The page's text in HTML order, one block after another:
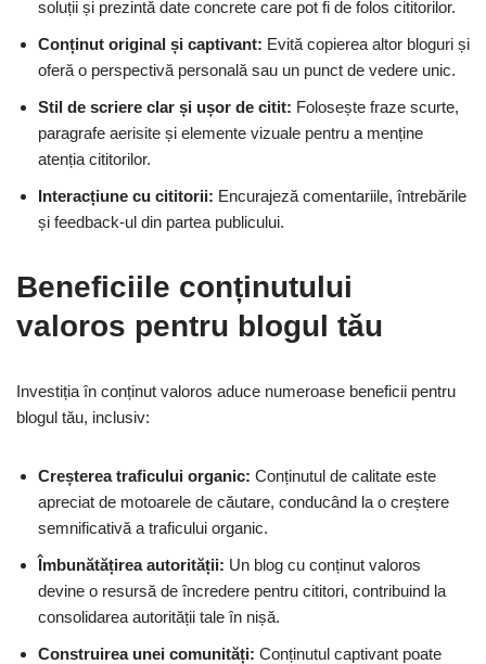
soluții și prezintă date concrete care pot fi de folos cititorilor.
Conținut original și captivant: Evită copierea altor bloguri și
oferă o perspectivă personală sau un punct de vedere unic.
Stil de scriere clar și ușor de citit: Folosește fraze scurte,
paragrafe aerisite și elemente vizuale pentru a menține
atenția cititorilor.
Interacțiune cu cititorii: Encurajeză comentariile, întrebările
și feedback-ul din partea publicului.
Beneficiile conținutului
valoros pentru blogul tău
Investiția în conținut valoros aduce numeroase beneficii pentru
blogul tău, inclusiv:
Creșterea traficului organic: Conținutul de calitate este
apreciat de motoarele de căutare, conducând la o creștere
semnificativă a traficului organic.
Îmbunătățirea autorității: Un blog cu conținut valoros
devine o resursă de încredere pentru cititori, contribuind la
consolidarea autorității tale în nișă.
Construirea unei comunități: Conținutul captivant poate